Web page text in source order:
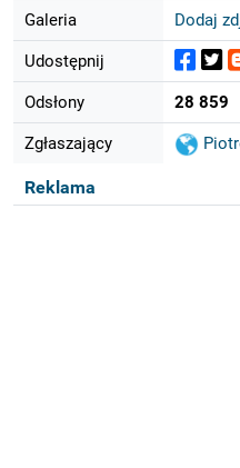
Galeria Dodaj
Udostępnij
Odsłony 28 859
Zgłaszający
Reklama